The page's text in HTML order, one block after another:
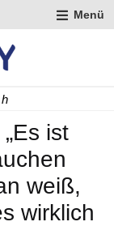
Menü
ist
weiß,
wirklich